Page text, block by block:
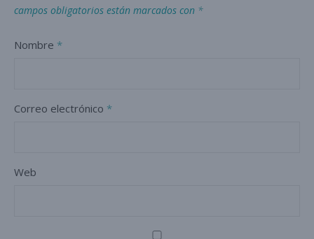
campos obligatorios están marcados con *
Nombre *
Correo electrónico *
Web